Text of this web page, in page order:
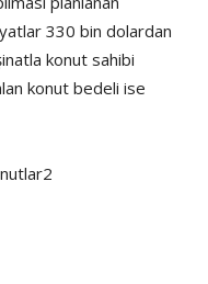
330 bin dolardan
konut sahibi
konut bedeli ise